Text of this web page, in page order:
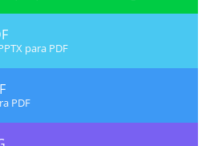
para PDF
PDF